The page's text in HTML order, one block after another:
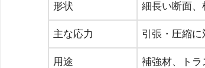
形状 細長い断面、
主な応力 引張・圧縮に
用途 補強材、トラ